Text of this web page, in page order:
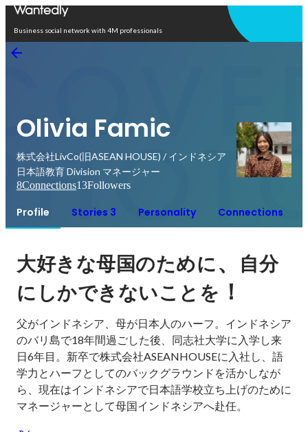
Business social network with 4M professionals
Olivia Famic
株式会社LivCo(旧ASEAN HOUSE) / インドネシア
日本語教育 Division マネージャー
8Connections13Followers
Profile Stories 3 Personality Connections
大好きな母国のために、
自分
にしかできないことを ！
父がインドネシア、母が日本人のハーフ。インドネシア
のバリ島で18年間過ごした後、同志社大学に入学し来
日6年目。新卒で株式会社ASEANHOUSEに入社し、語
学力とハーフとしてのバックグラウンドを活かしなが
ら、現在はインドネシアで日本語学校立ち上げのために